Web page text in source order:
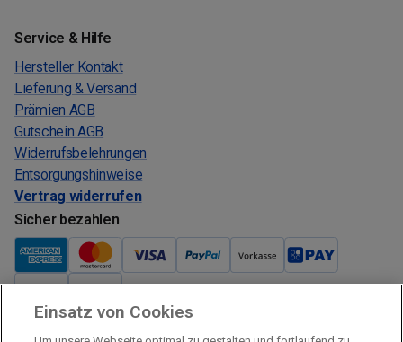
Service & Hilfe
Hersteller Kontakt
Lieferung & Versand
Prämien AGB
Gutschein AGB
Widerrufsbelehrungen
Entsorgungshinweise
Vertrag widerrufen
Sicher bezahlen
Verkauf und Versand
Einsatz von Cookies